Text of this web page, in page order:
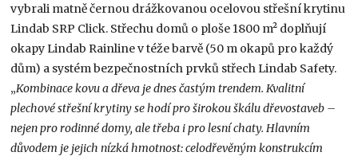
vybrali matně černou drážkovanou ocelovou střešní krytinu
Lindab SRP Click. Střechu domů o ploše 1800 m² doplňují
okapy Lindab Rainline v téže barvě (50 m okapů pro každý
dům) a systém bezpečnostních prvků střech Lindab Safety.
„Kombinace kovu a dřeva je dnes častým trendem. Kvalitní
plechové střešní krytiny se hodí pro širokou škálu dřevostaveb –
nejen pro rodinné domy, ale třeba i pro lesní chaty. Hlavním
důvodem je jejich nízká hmotnost: celodřevěným konstrukcím